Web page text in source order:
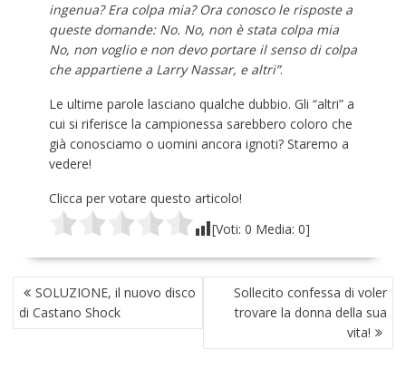
ingenua? Era colpa mia? Ora conosco le risposte a
queste domande: No. No, non è stata colpa mia
No, non voglio e non devo portare il senso di colpa
che appartiene a Larry Nassar, e altri”.
Le ultime parole lasciano qualche dubbio. Gli “altri” a
cui si riferisce la campionessa sarebbero coloro che
già conosciamo o uomini ancora ignoti? Staremo a
vedere!
Clicca per votare questo articolo!
[Voti: 0 Media: 0]
NAVIGAZIONE
ARTICOLI
SOLUZIONE, il nuovo disco
di Castano Shock
Sollecito confessa di voler
trovare la donna della sua
vita!